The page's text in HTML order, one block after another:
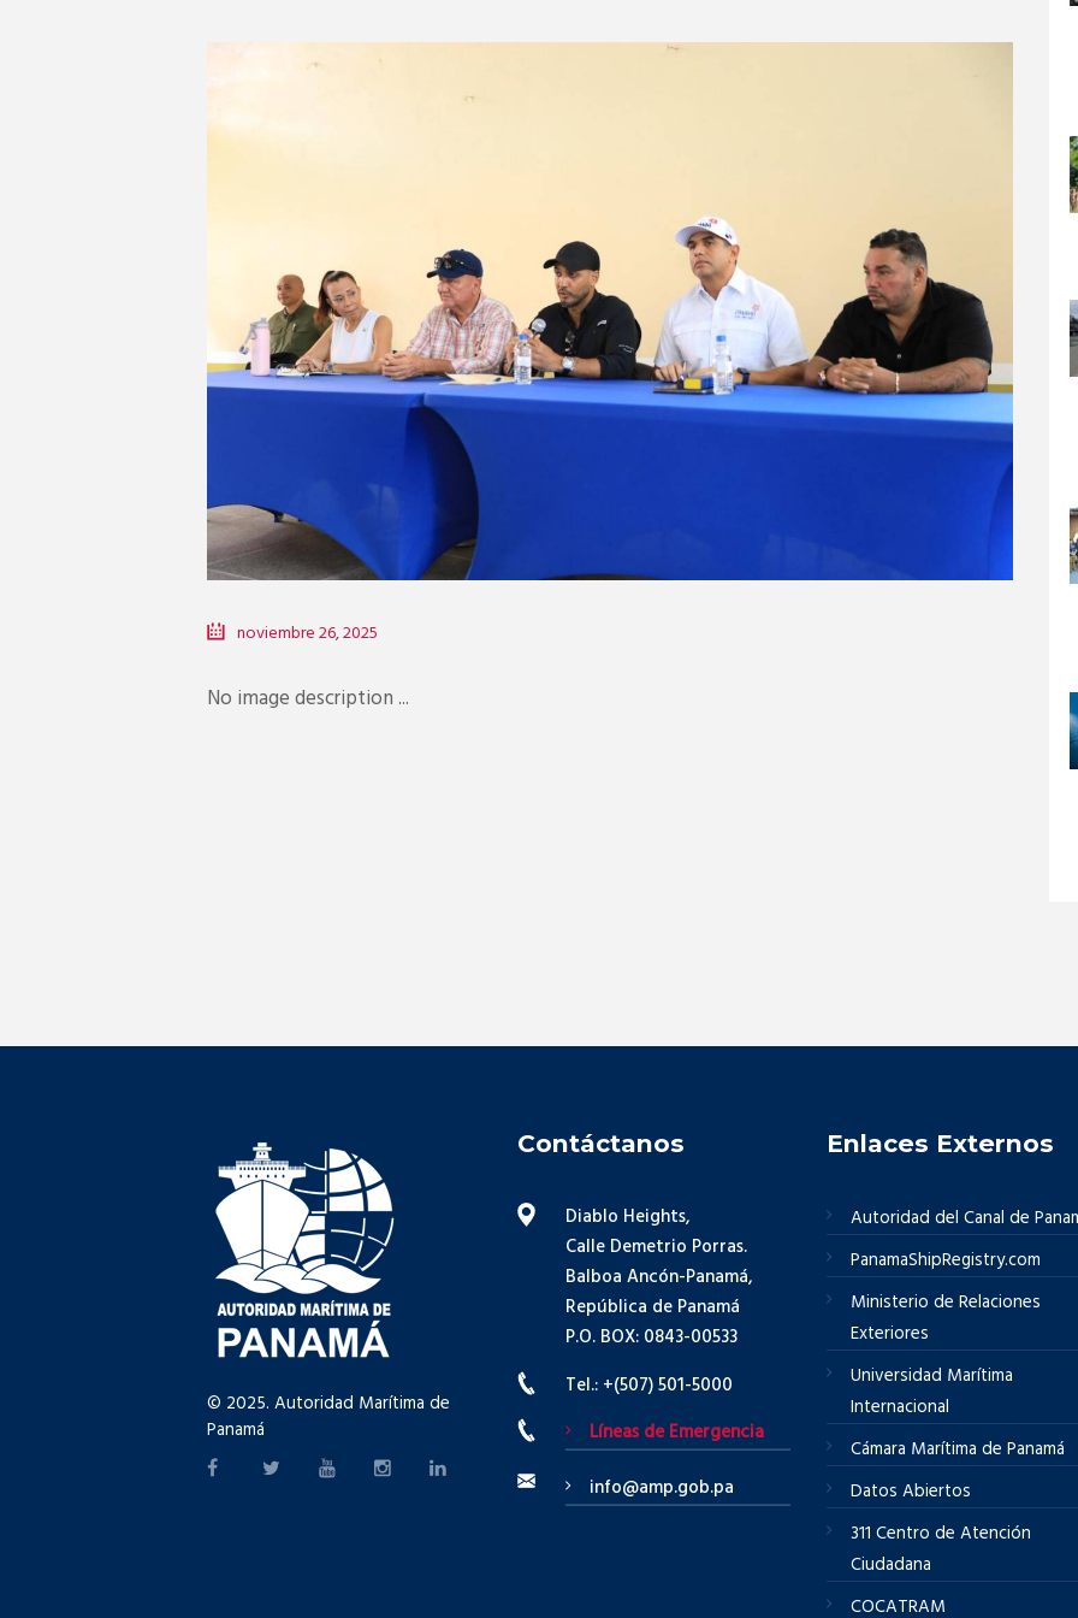
noviembre 26, 2025
No image description ...
© 2025. Autoridad Marítima de
Panamá
Contáctanos
Diablo Heights,
Calle Demetrio Porras.
Balboa Ancón-Panamá,
República de Panamá
P.O. BOX: 0843-00533
Tel.: +(507) 501-5000
Líneas de Emergencia
info@amp.gob.pa
Enlaces Externos
Autoridad del Canal de
PanamaShipRegistry.com
Ministerio de Relaciones
Exteriores
Universidad Marítima
Internacional
Cámara Marítima de Panamá
Datos Abiertos
311 Centro de Atención
Ciudadana
COCATRAM